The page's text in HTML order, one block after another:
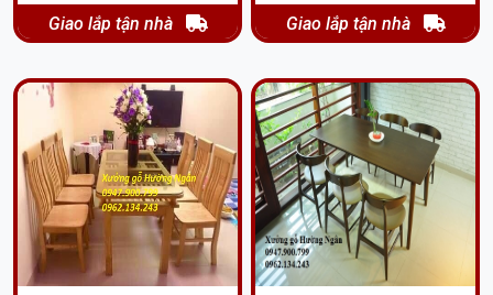
Giao lắp tận nhà
Giao lắp tận nhà